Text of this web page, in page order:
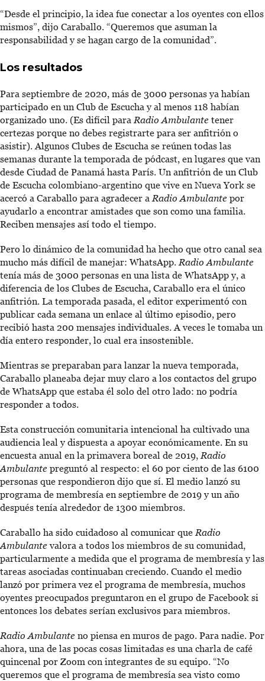
“Desde el principio, la idea fue conectar a los oyentes con ellos
mismos”, dijo Caraballo. “Queremos que asuman la
responsabilidad y se hagan cargo de la comunidad”.
Los resultados
Para septiembre de 2020, más de 3000 personas ya habían
participado en un Club de Escucha y al menos 118 habían
organizado uno. (Es difícil para Radio Ambulante tener
certezas porque no debes registrarte para ser anfitrión o
asistir). Algunos Clubes de Escucha se reúnen todas las
semanas durante la temporada de pódcast, en lugares que van
desde Ciudad de Panamá hasta París. Un anfitrión de un Club
de Escucha colombiano-argentino que vive en Nueva York se
acercó a Caraballo para agradecer a Radio Ambulante por
ayudarlo a encontrar amistades que son como una familia.
Reciben mensajes así todo el tiempo.
Pero lo dinámico de la comunidad ha hecho que otro canal sea
mucho más difícil de manejar: WhatsApp. Radio Ambulante
tenía más de 3000 personas en una lista de WhatsApp y, a
diferencia de los Clubes de Escucha, Caraballo era el único
anfitrión. La temporada pasada, el editor experimentó con
publicar cada semana un enlace al último episodio, pero
recibió hasta 200 mensajes individuales. A veces le tomaba un
día entero responder, lo cual era insostenible.
Mientras se preparaban para lanzar la nueva temporada,
Caraballo planeaba dejar muy claro a los contactos del grupo
de WhatsApp que estaba él solo del otro lado: no podría
responder a todos.
Esta construcción comunitaria intencional ha cultivado una
audiencia leal y dispuesta a apoyar económicamente. En su
encuesta anual en la primavera boreal de 2019, Radio
Ambulante preguntó al respecto: el 60 por ciento de las 6100
personas que respondieron dijo que sí. El medio lanzó su
programa de membresía en septiembre de 2019 y un año
después tenía alrededor de 1300 miembros.
Caraballo ha sido cuidadoso al comunicar que Radio
Ambulantevalora a todos los miembros de su comunidad,
particularmente a medida que el programa de membresía y las
tareas asociadas continuaban creciendo. Cuando el medio
lanzó por primera vez el programa de membresía, muchos
oyentes preocupados preguntaron en el grupo de Facebook si
entonces los debates serían exclusivos para miembros.
Radio Ambulante no piensa en muros de pago. Para nadie. Por
ahora, una de las pocas cosas limitadas es una charla de café
quincenal por Zoom con integrantes de su equipo. “No
queremos que el programa de membresía sea visto como